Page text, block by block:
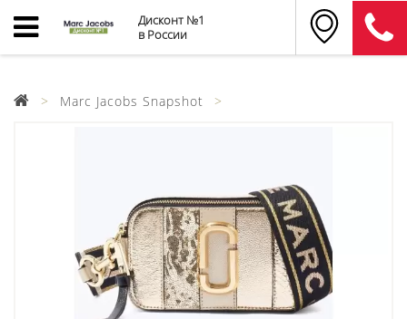
Дисконт №1
в России
Marc Jacobs Snapshot